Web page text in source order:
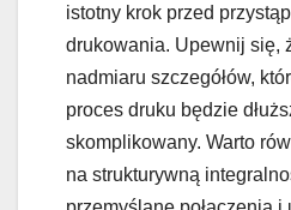
istotny krok przed
drukowania. Upewnij się,
nadmiaru szczegółów,
proces druku będzie
skomplikowany. Warto
na strukturywną